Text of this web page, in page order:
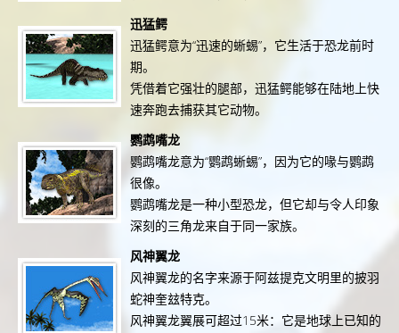
迅猛鳄
迅猛鳄意为“迅速的蜥蜴”，它生活于恐龙前时
期。
凭借着它强壮的腿部，迅猛鳄能够在陆地上快
速奔跑去捕获其它动物。
鹦鹉嘴龙
鹦鹉嘴龙意为“鹦鹉蜥蜴”，因为它的喙与鹦鹉
很像。
鹦鹉嘴龙是一种小型恐龙，但它却与令人印象
深刻的三角龙来自于同一家族。
风神翼龙
风神翼龙的名字来源于阿兹提克文明里的披羽
蛇神奎玆特克。
风神翼龙翼展可超过15米：它是地球上已知的